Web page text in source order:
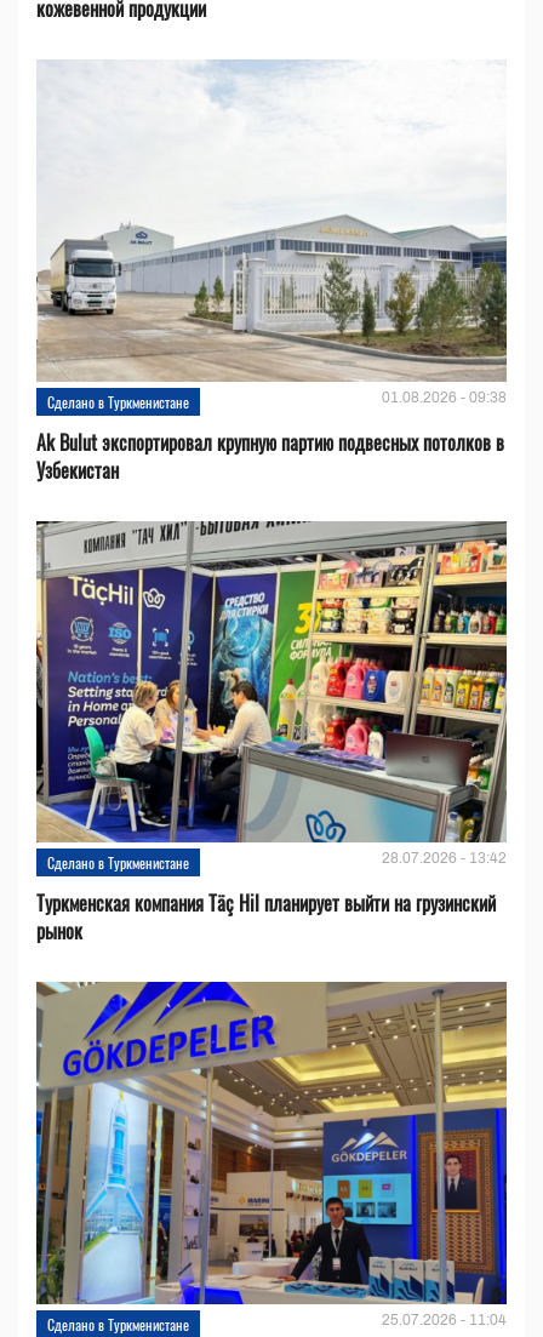
кожевенной продукции
Сделано в Туркменистане 01.08.2026 - 09:38
Ak Bulut экспортировал крупную партию подвесных потолков в
Узбекистан
Сделано в Туркменистане 28.07.2026 - 13:42
Туркменская компания Täç Hil планирует выйти на грузинский
рынок
Сделано в Туркменистане 25.07.2026 - 11:04